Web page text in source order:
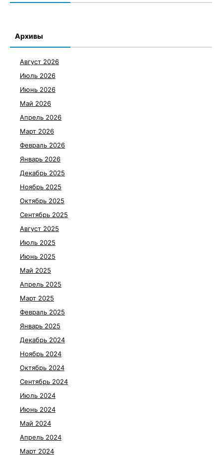
Архивы
Август 2026
Июль 2026
Июнь 2026
Май 2026
Апрель 2026
Март 2026
Февраль 2026
Январь 2026
Декабрь 2025
Ноябрь 2025
Октябрь 2025
Сентябрь 2025
Август 2025
Июль 2025
Июнь 2025
Май 2025
Апрель 2025
Март 2025
Февраль 2025
Январь 2025
Декабрь 2024
Ноябрь 2024
Октябрь 2024
Сентябрь 2024
Июль 2024
Июнь 2024
Май 2024
Апрель 2024
Март 2024